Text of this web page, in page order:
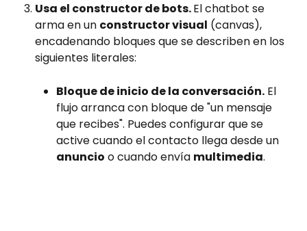
Usa el constructor de bots. El chatbot se
arma en un constructor visual (canvas),
encadenando bloques que se describen en los
siguientes literales:
Bloque de inicio de la conversación. El
flujo arranca con bloque de "un mensaje
que recibes". Puedes configurar que se
active cuando el contacto llega desde un
anuncio o cuando envía multimedia.